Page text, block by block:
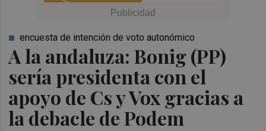
A la andaluza: Bonig (PP)
sería presidenta con el
apoyo de Cs y Vox gracias a
la debacle de Podem
encuesta de intención de voto autonómico